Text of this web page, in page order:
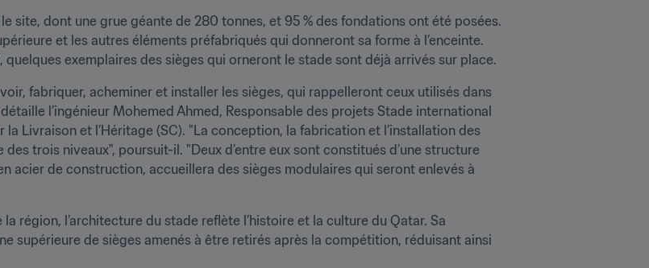
site, dont une grue géante de 280 tonnes, et 95 % des fondations ont été posées.
et les autres éléments préfabriqués qui donneront sa forme à l’enceinte.
exemplaires des sièges qui orneront le stade sont déjà arrivés sur place.
fabriquer, acheminer et installer les sièges, qui rappelleront ceux utilisés dans
l’ingénieur Mohemed Ahmed, Responsable des projets Stade international
Livraison et l’Héritage (SC). "La conception, la fabrication et l’installation des
trois niveaux", poursuit-il. "Deux d’entre eux sont constitués d’une structure
acier de construction, accueillera des sièges modulaires qui seront enlevés à
région, l’architecture du stade reflète l’histoire et la culture du Qatar. Sa
supérieure de sièges amenés à être retirés après la compétition, réduisant ainsi